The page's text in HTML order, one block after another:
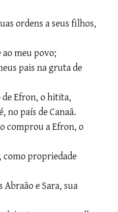
ordens a seus filhos,
meu povo;
pais na gruta de
de Efron, o hitita,
no país de Canaã.
comprou a Efron, o
propriedade
e Sara, sua